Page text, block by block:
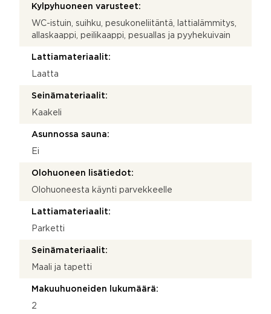
Kylpyhuoneen varusteet:
WC-istuin, suihku, pesukoneliitäntä, lattialämmitys,
allaskaappi, peilikaappi, pesuallas ja pyyhekuivain
Lattiamateriaalit:
Laatta
Seinämateriaalit:
Kaakeli
Asunnossa sauna:
Ei
Olohuoneen lisätiedot:
Olohuoneesta käynti parvekkeelle
Lattiamateriaalit:
Parketti
Seinämateriaalit:
Maali ja tapetti
Makuuhuoneiden lukumäärä:
2